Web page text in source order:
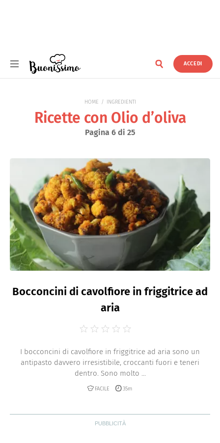
ACCEDI
HOME INGREDIENTI
Ricette con Olio d’oliva
Pagina 6 di 25
Bocconcini di cavolfiore in friggitrice ad
aria
I bocconcini di cavolfiore in friggitrice ad aria sono un
antipasto davvero irresistibile, croccanti fuori e teneri
dentro. Sono molto ...
FACILE 35m